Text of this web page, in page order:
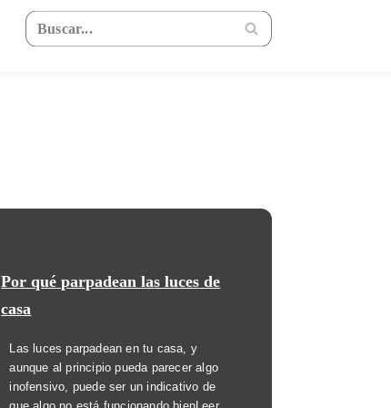
Por qué parpadean las luces de
casa
Las luces parpadean en tu casa, y
aunque al principio pueda parecer algo
inofensivo, puede ser un indicativo de